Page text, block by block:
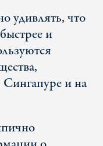
удивлять, что
и
и на